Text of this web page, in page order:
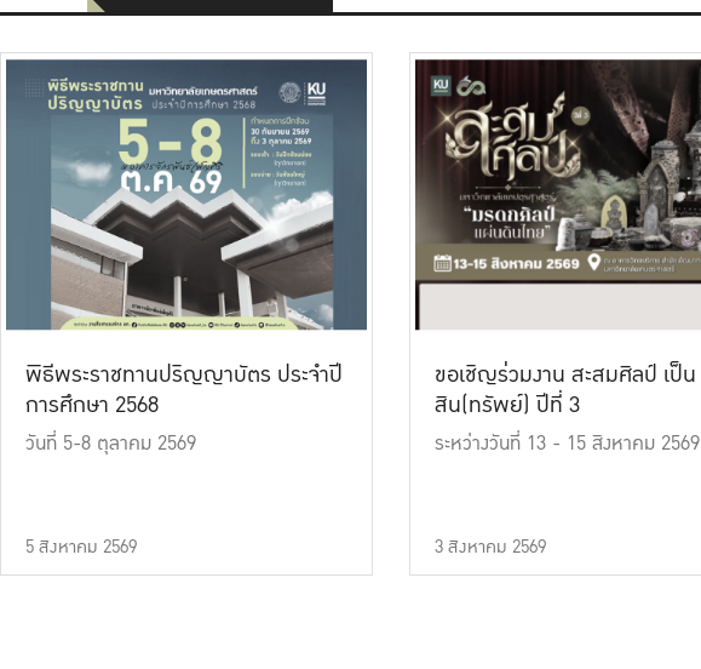
พิธีพระราชทานปริญญาบัตร ประจำปี
การศึกษา 2568
วันที่ 5-8 ตุลาคม 2569
5 สิงหาคม 2569
ขอเชิญร่วมงาน สะสมศิลป์ เป็น
สิน(ทรัพย์) ปีที่ 3
ระหว่างวันที่ 13 - 15 สิงหาคม 2569
3 สิงหาคม 2569